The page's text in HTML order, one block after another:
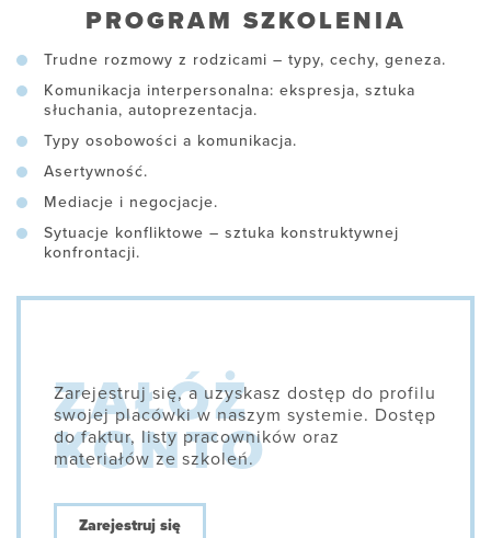
PROGRAM SZKOLENIA
Trudne rozmowy z rodzicami – typy, cechy, geneza.
Komunikacja interpersonalna: ekspresja, sztuka
słuchania, autoprezentacja.
Typy osobowości a komunikacja.
Asertywność.
Mediacje i negocjacje.
Sytuacje konfliktowe – sztuka konstruktywnej
konfrontacji.
Zarejestruj się, a uzyskasz dostęp do profilu
swojej placówki w naszym systemie. Dostęp
do faktur, listy pracowników oraz
materiałów ze szkoleń.
Zarejestruj się